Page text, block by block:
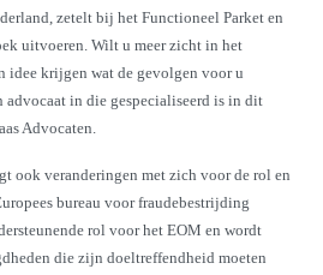
zetelt bij het Functioneel Parket en
uitvoeren. Wilt u meer zicht in het
idee krijgen wat de gevolgen voor u
advocaat in die gespecialiseerd is in dit
Advocaten.
ook veranderingen met zich voor de rol en
bureau voor fraudebestrijding
rol voor het EOM en wordt
die zijn doeltreffendheid moeten